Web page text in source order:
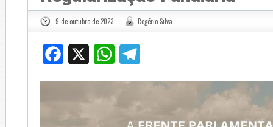
9 de outubro de 2023 Rogério Silva
Facebook WhatsApp